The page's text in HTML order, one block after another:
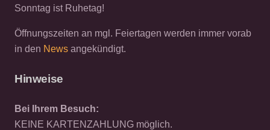
Sonntag ist Ruhetag!
Öffnungszeiten an mgl. Feiertagen werden immer vorab
in den News angekündigt.
Hinweise
Bei Ihrem Besuch:
KEINE KARTENZAHLUNG möglich.